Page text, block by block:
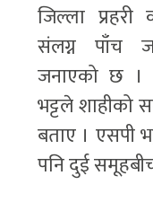
जिल्ला
संलग्न पाँच
जनाएको छ ।
भट्टले शाहीको
बताए । एसपी
पनि दुई